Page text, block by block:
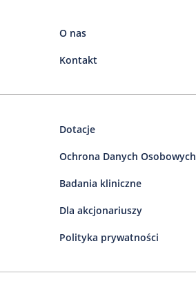
O nas
Kontakt
Dotacje
Ochrona Danych Osobowych
Badania kliniczne
Dla akcjonariuszy
Polityka prywatności